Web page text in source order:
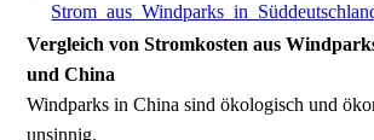
Vergleich von Stromkosten aus
und China
Windparks in China sind ökologisch und
unsinnig.